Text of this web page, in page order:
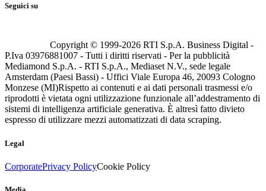
Seguici su
Copyright © 1999-2026 RTI S.p.A. Business Digital -
P.Iva 03976881007 - Tutti i diritti riservati - Per la pubblicità
Mediamond S.p.A. - RTI S.p.A., Mediaset N.V., sede legale
Amsterdam (Paesi Bassi) - Uffici Viale Europa 46, 20093 Cologno
Monzese (MI)Rispetto ai contenuti e ai dati personali trasmessi e/o
riprodotti è vietata ogni utilizzazione funzionale all’addestramento di
sistemi di intelligenza artificiale generativa. È altresì fatto divieto
espresso di utilizzare mezzi automatizzati di data scraping.
Legal
CorporatePrivacy PolicyCookie Policy